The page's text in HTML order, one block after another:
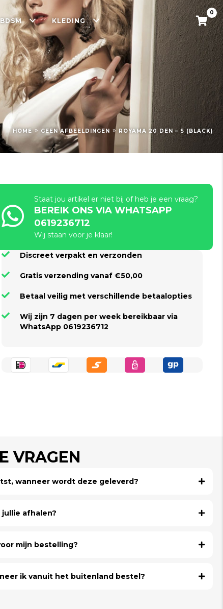
BDSM KLEDING
0
HOME » GEEN AFBEELDINGEN » ROYAMA 20 DEN – S (BLACK)
Staat jou artikel er niet bij of heb je een vraag?
BEREIK ONS VIA WHATSAPP
0619236712
Wij staan voor je klaar!
Discreet verpakt en verzonden
Gratis verzending vanaf €50,00
Betaal veilig met verschillende betaalopties
Wij zijn 7 dagen per week bereikbaar via
WhatsApp 0619236712
VRAGEN
wanneer wordt deze geleverd?
afhalen?
mijn bestelling?
ik vanuit het buitenland bestel?